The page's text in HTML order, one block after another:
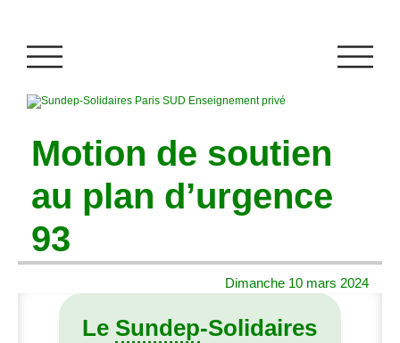
Motion de soutien
au plan d’urgence
93
Dimanche 10 mars 2024
Le Sundep-Solidaires